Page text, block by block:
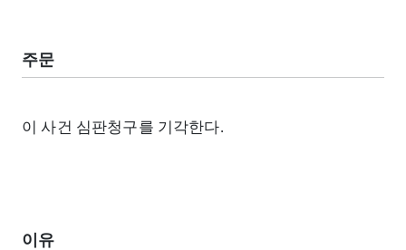
주문
이 사건 심판청구를 기각한다.
이유